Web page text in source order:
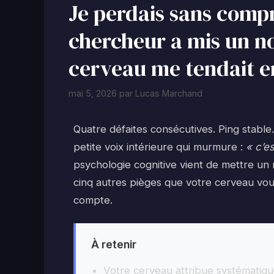
Je perdais sans
chercheur a mis un
cerveau me tendait
mai 5, 2026 par Lucas Marchand
Quatre défaites consécutives. Ping
petite voix intérieure qui murmure : «
psychologie cognitive vient de mettre
cinq autres pièges que votre cerveau
compte.
À retenir
Votre cerveau attribue